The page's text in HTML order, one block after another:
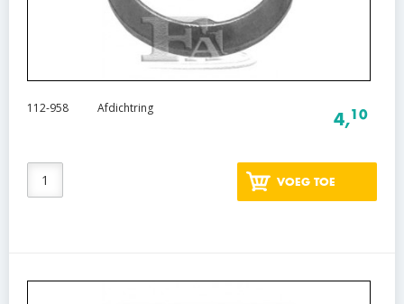
112-958 Afdichtring
4,10
VOEG TOE